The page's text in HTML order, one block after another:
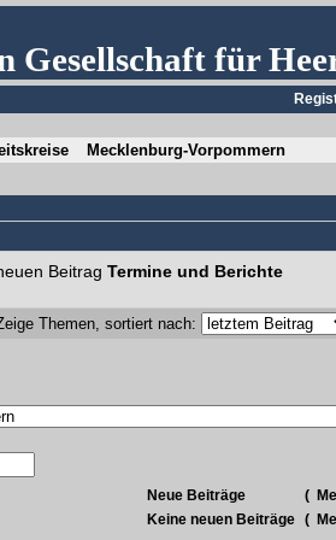
Gesellschaft für
Mecklenburg-Vorpommern
Termine und Berichte
Themen, sortiert nach:
Neue Beiträge (
Keine neuen Beiträge
(